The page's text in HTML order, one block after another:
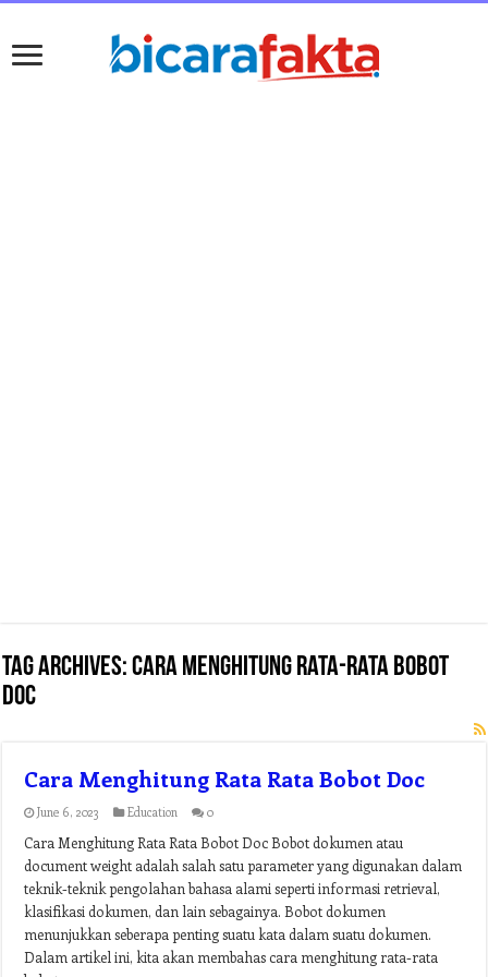
Tag Archives:cara menghitung rata-rata bobot
doc
Cara Menghitung Rata Rata Bobot Doc
June 6, 2023 Education 0
Cara Menghitung Rata Rata Bobot Doc Bobot dokumen atau
document weight adalah salah satu parameter yang digunakan dalam
teknik-teknik pengolahan bahasa alami seperti informasi retrieval,
klasifikasi dokumen, dan lain sebagainya. Bobot dokumen
menunjukkan seberapa penting suatu kata dalam suatu dokumen.
Dalam artikel ini, kita akan membahas cara menghitung rata-rata